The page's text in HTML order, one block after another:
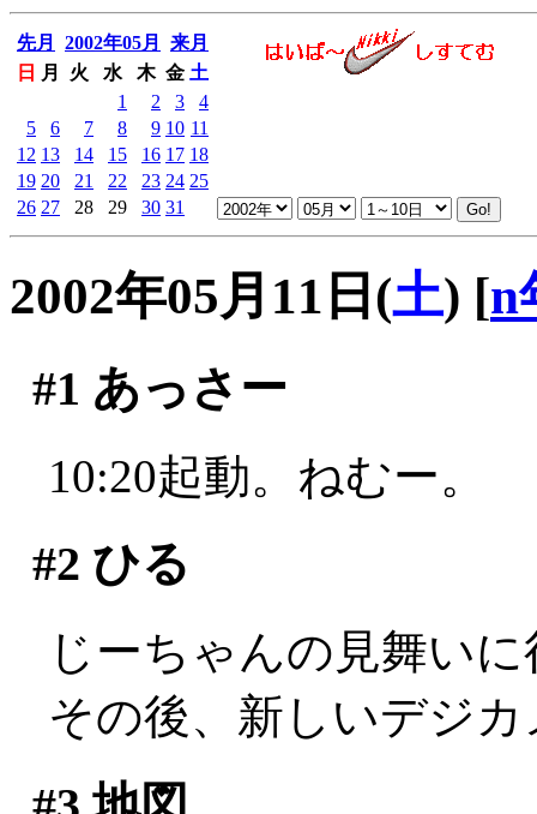
先月 2002年05月
来月
日
月 火 水 木 金 土
1
2 3
4
5
6 7 8 9 10 11
12 13 14 15 16 17 18
19 20 21 22 23 24 25
26 27 28 29 30 31
2002年05月11日(土) [n
#1 あっさー
10:20起動。ねむー。
#2 ひる
じーちゃんの見舞い
その後、新しいデジ